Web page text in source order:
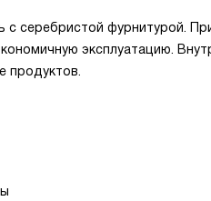
серебристой фурнитурой.
эксплуатацию.
продуктов.